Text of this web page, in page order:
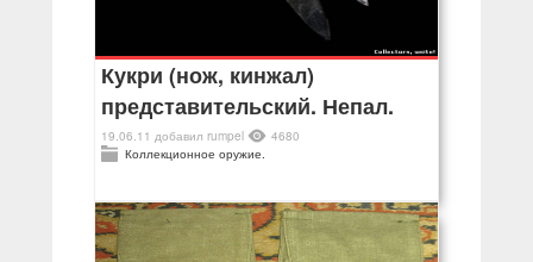
Кукри (нож, кинжал)
представительский. Непал.
19.06.11 добавил rumpel
4680
Коллекционное оружие.